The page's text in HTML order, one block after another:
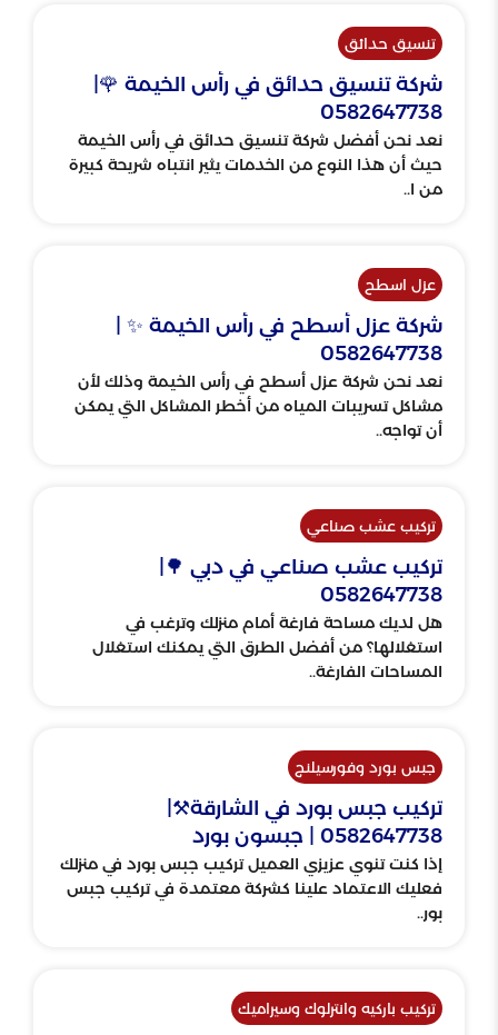
تنسيق حدائق
شركة تنسيق حدائق في رأس الخيمة 🌹|
0582647738
نعد نحن أفضل شركة تنسيق حدائق في رأس الخيمة
حيث أن هذا النوع من الخدمات يثير انتباه شريحة كبيرة
من ا..
عزل اسطح
شركة عزل أسطح في رأس الخيمة ✨ |
0582647738
نعد نحن شركة عزل أسطح في رأس الخيمة وذلك لأن
مشاكل تسريبات المياه من أخطر المشاكل التي يمكن
أن تواجه..
تركيب عشب صناعي
تركيب عشب صناعي في دبي 🌳|
0582647738
هل لديك مساحة فارغة أمام منزلك وترغب في
استغلالها؟ من أفضل الطرق التي يمكنك استغلال
المساحات الفارغة..
جبس بورد وفورسيلنج
تركيب جبس بورد في الشارقة⚒️|
0582647738 | جبسون بورد
إذا كنت تنوي عزيزي العميل تركيب جبس بورد في منزلك
فعليك الاعتماد علينا كشركة معتمدة في تركيب جبس
بور..
تركيب باركيه وانترلوك وسيراميك